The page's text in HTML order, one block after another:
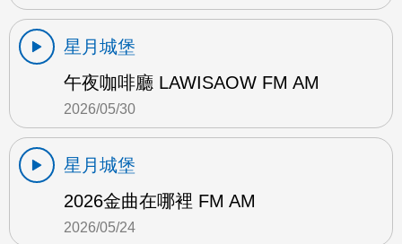
星月城堡
午夜咖啡廳 LAWISAOW FM AM
2026/05/30
星月城堡
2026金曲在哪裡 FM AM
2026/05/24